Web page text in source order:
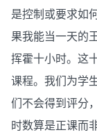
是控制或要求如
果我能当一天的
挥霍十小时。这
课程。我们为学
们不会得到评分
时数算是正课而